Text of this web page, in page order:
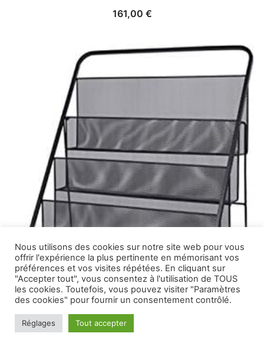
161,00 €
Nous utilisons des cookies sur notre site web pour vous
offrir l'expérience la plus pertinente en mémorisant vos
préférences et vos visites répétées. En cliquant sur
"Accepter tout", vous consentez à l'utilisation de TOUS
les cookies. Toutefois, vous pouvez visiter "Paramètres
des cookies" pour fournir un consentement contrôlé.
Réglages Tout accepter